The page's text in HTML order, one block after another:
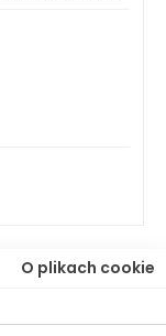
O plikach cookie